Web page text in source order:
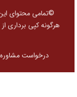
©تمامی محتوای
هرگونه کپی برداری
درخواست مشاوره